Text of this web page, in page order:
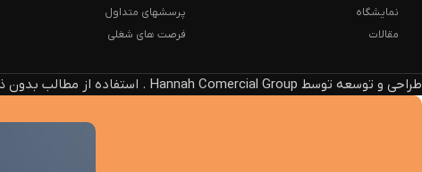
نمایشگاه
مقالات
پرسشهای متداول
فرصت های شغلی
طراحی و توسعه توسط Hannah Comercial Group . استفاده از مطالب بدون ذکر منبع، پیگرد قانونی دارد.